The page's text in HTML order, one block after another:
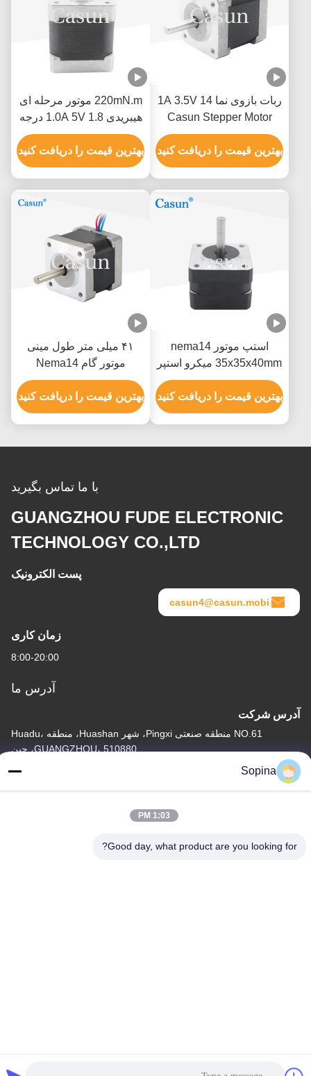
ربات بازوی نما 14 1A 3.5V
Casun Stepper Motor
ATM فرکانس بالا
بهترین قیمت را دریافت کنید
220mN.m موتور مرحله ای
هیبریدی 1.0A 5V 1.8 درجه
موتور چهار سیم
بهترین قیمت را دریافت کنید
استپ موتور nema14
35x35x40mm میکرو استپر
موتور 350mN.m با گشتاور
بالا
بهترین قیمت را دریافت کنید
۴۱ میلی متر طول مینی
موتور گام Nema14
35x35x41mm 180mN.M
برای دستگاه پزشکی
بهترین قیمت را دریافت کنید
با ما تماس بگیرید
GUANGZHOU FUDE ELECTRONIC
TECHNOLOGY CO.,LTD
پست الکترونیک
casun4@casun.mobi
زمان کاری
8:00-20:00
آدرس ما
آدرس شرکت
NO.61 منطقه صنعتی Pingxi، شهر Huashan، منطقه Huadu،
GUANGZHOU، 510880، چین
آدرس کارخانه
NO.61 منطقه صنعتی Pingxi، شهر Huashan، منطقه Huadu،
GUANGZHOU، 510880، چین
Sopina
1:03 PM
Good day, what product are you looking for?